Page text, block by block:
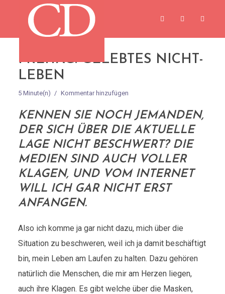
FREITAG: GELEBTES NICHT-
LEBEN
5 Minute(n) Kommentar hinzufügen
KENNEN SIE NOCH JEMANDEN,
DER SICH ÜBER DIE AKTUELLE
LAGE NICHT BESCHWERT? DIE
MEDIEN SIND AUCH VOLLER
KLAGEN, UND VOM INTERNET
WILL ICH GAR NICHT ERST
ANFANGEN.
Also ich komme ja gar nicht dazu, mich über die
Situation zu beschweren, weil ich ja damit beschäftigt
bin, mein Leben am Laufen zu halten. Dazu gehören
natürlich die Menschen, die mir am Herzen liegen,
auch ihre Klagen. Es gibt welche über die Masken,